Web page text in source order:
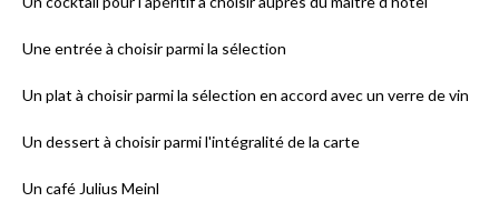
Une entrée à choisir parmi la sélection
Un plat à choisir parmi la sélection en accord avec un verre de vin
Un dessert à choisir parmi l'intégralité de la carte
Un café Julius Meinl